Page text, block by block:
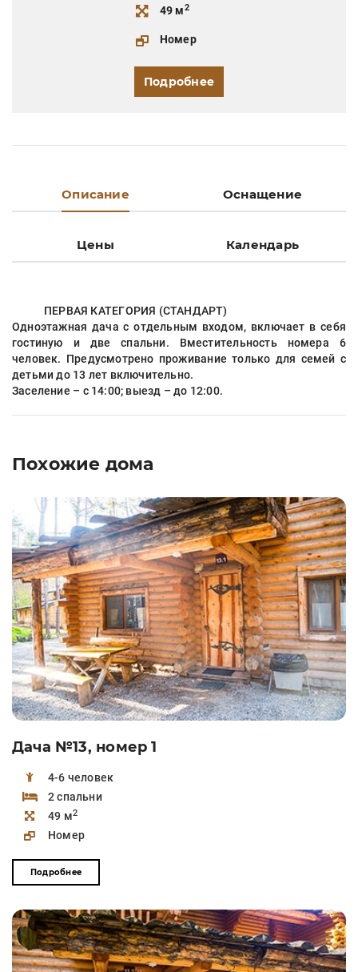
49 м2
Номер
Подробнее
Описание Оснащение
Цены Календарь
ПЕРВАЯ КАТЕГОРИЯ (СТАНДАРТ)
Одноэтажная дача с отдельным входом, включает в себя
гостиную и две спальни. Вместительность номера 6
человек. Предусмотрено проживание только для семей с
детьми до 13 лет включительно.
Заселение – с 14:00; выезд – до 12:00.
Похожие дома
Дача №13, номер 1
4-6 человек
2 спальни
49 м2
Номер
Подробнее